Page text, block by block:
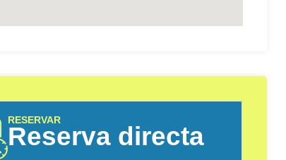
RESERVAR
Reserva directa